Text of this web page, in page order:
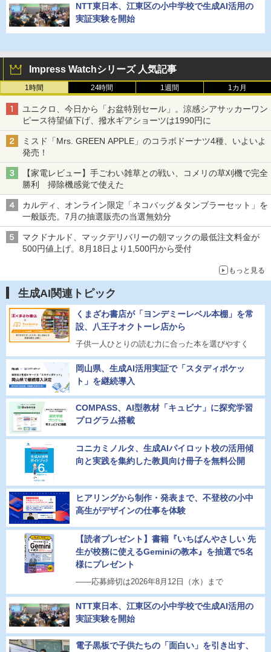
NTT東日本、江東区の小中学校で生成AI活用の
実証実験を開始
Impress Watchシリーズ 人気記事
1時間 24時間 1週間 1カ月
ユニクロ、今日から「お盆特別セール」。涼感シアサッカーワン
ピース待望値下げ、撥水ギアショーツは1990円に
ミスド「Mrs. GREEN APPLE」のコラボドーナツ4種、いよいよ
発売！
【家電レビュー】手ごわい雑草との戦い、コメリの草刈機で完全
勝利 掃除機感覚で使えた
カルディ、オンライン限定「ネコバッグ＆タンブラーセット」を
一般販売。7月の抽選販売の当選無効分
マクドナルド、マックデリバリーの朝マックの最低注文料金が
500円値上げ。8月18日より1,500円から受付
もっと見る
生成AI関連トピック
くまざわ書店が「ヨンデミーレベル本棚」を常
設、八王子オクトーレ店から
子供一人ひとりの読む力に合った本を選びやすく
岡山県、生成AI活用実証で「スタディポケッ
ト」を継続導入
COMPASS、AI型教材「キュビナ」に探究学習
プログラム搭載
コニカミノルタ、生成AIパイロット校の活用傾
向と実践を集約した教員向け冊子を無料公開
ヒアリングから制作・発表まで、不登校の小中
高生がデザインの仕事を体験
【読者プレゼント】書籍『いちばんやさしい 先
生が校務に使えるGeminiの教本』を抽選で5名
様にプレゼント
――応募締切は2026年8月12日（水）まで
NTT東日本、江東区の小中学校で生成AI活用の
実証実験を開始
電子黒板で子供たちの「面白い」を引き出す、